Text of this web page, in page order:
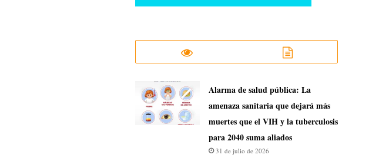
​Alarma de salud pública: La
amenaza sanitaria que dejará más
muertes que el VIH y la tuberculosis
para 2040 suma aliados
31 de julio de 2026